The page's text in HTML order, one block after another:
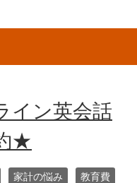
イン英会話
★
家計の悩み 教育費